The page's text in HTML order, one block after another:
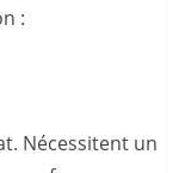
:
Nécessitent un